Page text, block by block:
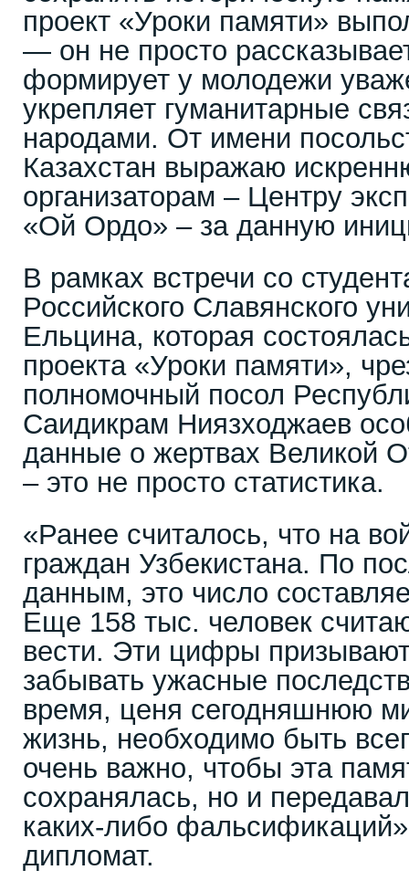
проект «Уроки памяти»
— он не просто
формирует у молодежи
укрепляет гуманитарные
народами. От имени
Казахстан выражаю
организаторам – Центру
«Ой Ордо» – за данную
В рамках встречи со
Российского Славянского
Ельцина, которая
проекта «Уроки памяти»,
полномочный посол
Саидикрам Ниязходжаев
данные о жертвах Великой
– это не просто статистика.
«Ранее считалось, что на
граждан Узбекистана. По
данным, это число
Еще 158 тыс. человек
вести. Эти цифры
забывать ужасные
время, ценя сегодняшнюю
жизнь, необходимо быть
очень важно, чтобы эта
сохранялась, но и
каких-либо
дипломат.